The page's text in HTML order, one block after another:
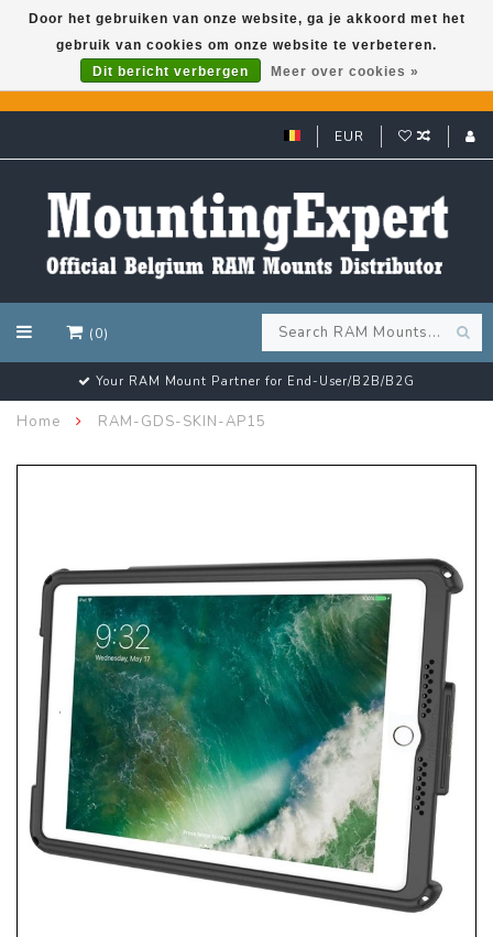
GARMIN GPS met een superkorting tot 50%? Klik hier!
EUR
(0)
Customer email support 24/7!
Home RAM-GDS-SKIN-AP15
Door het gebruiken van onze website, ga je akkoord met het
gebruik van cookies om onze website te verbeteren.
Dit bericht verbergen
Meer over cookies »